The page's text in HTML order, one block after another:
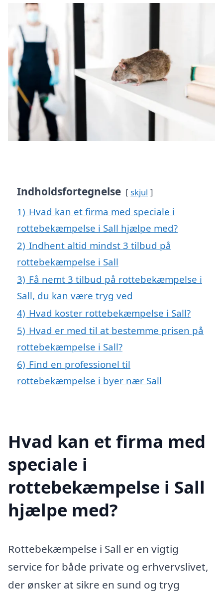
Indholdsfortegnelse skjul
1) Hvad kan et firma med speciale i
rottebekæmpelse i Sall hjælpe med?
2) Indhent altid mindst 3 tilbud på
rottebekæmpelse i Sall
3) Få nemt 3 tilbud på rottebekæmpelse i
Sall, du kan være tryg ved
4) Hvad koster rottebekæmpelse i Sall?
5) Hvad er med til at bestemme prisen på
rottebekæmpelse i Sall?
6) Find en professionel til
rottebekæmpelse i byer nær Sall
Hvad kan et firma med
speciale i
rottebekæmpelse i Sall
hjælpe med?
Rottebekæmpelse i Sall er en vigtig
service for både private og erhvervslivet,
der ønsker at sikre en sund og tryg